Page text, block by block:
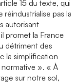
15 du texte, qui
pas la
autorisant
promet la France
détriment des
la simplification
». « À
sur notre sol,